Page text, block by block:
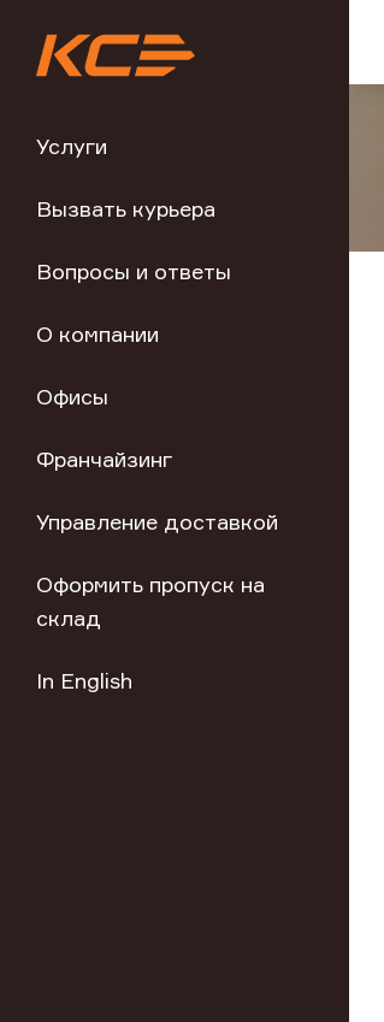
Услуги
Вызвать курьера
Вопросы и ответы
О компании
Офисы
Франчайзинг
Управление доставкой
Оформить пропуск на
склад
In English